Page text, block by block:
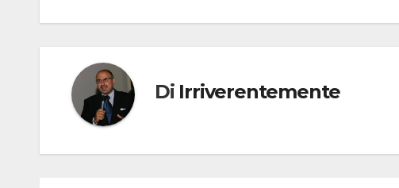
Di Irriverentemente